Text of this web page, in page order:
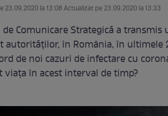
23.09.2020 la 13:08 Actualizat pe 23.09.2020 la 13:33
de Comunicare Strategică a
autorităților, în România, în ultimele
de noi cazuri de infectare cu
viața în acest interval de timp?